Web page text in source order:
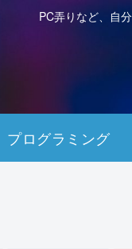
PC弄りなど、自
プログラミング